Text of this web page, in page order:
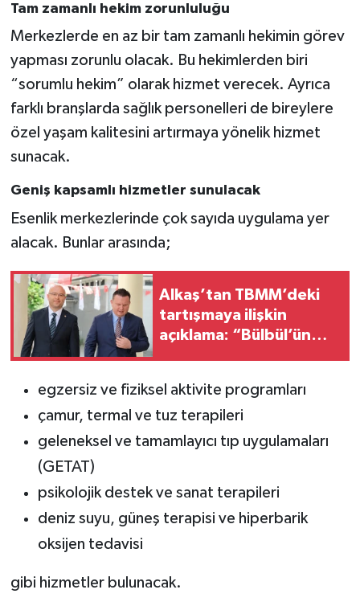
Tam zamanlı hekim zorunluluğu
Merkezlerde en az bir tam zamanlı hekimin görev
yapması zorunlu olacak. Bu hekimlerden biri
“sorumlu hekim” olarak hizmet verecek. Ayrıca
farklı branşlarda sağlık personelleri de bireylere
özel yaşam kalitesini artırmaya yönelik hizmet
sunacak.
Geniş kapsamlı hizmetler sunulacak
Esenlik merkezlerinde çok sayıda uygulama yer
alacak. Bunlar arasında;
Alkaş’tan TBMM’deki
tartışmaya ilişkin
açıklama: “Bülbül’ün
egzersiz ve fiziksel aktivite programları
çamur, termal ve tuz terapileri
geleneksel ve tamamlayıcı tıp uygulamaları
(GETAT)
psikolojik destek ve sanat terapileri
deniz suyu, güneş terapisi ve hiperbarik
oksijen tedavisi
gibi hizmetler bulunacak.